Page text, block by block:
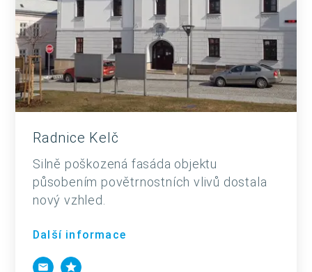
Radnice Kelč
Silně poškozená fasáda objektu
působením povětrnostních vlivů dostala
nový vzhled.
Další informace